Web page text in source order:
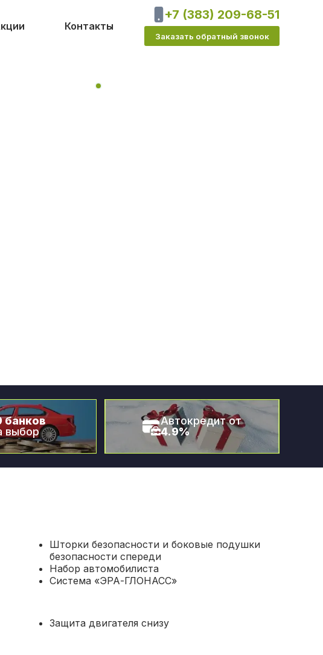
Контакты
+7 (383) 209-68-51
Заказать обратный звонок
банков
выбор
Автокредит от
4.9%
Шторки безопасности и боковые подушки
безопасности спереди
Набор автомобилиста
Система «ЭРА-ГЛОНАСС»
Защита двигателя снизу